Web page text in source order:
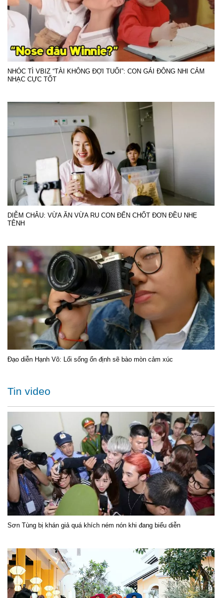
NHÓC TÌ VBIZ “TÀI KHÔNG ĐỢI TUỔI”: CON GÁI ĐÔNG NHI CẢM
NHẠC CỰC TỐT
DIỄM CHÂU: VỪA ĂN VỪA RU CON ĐẾN CHỐT ĐƠN ĐỀU NHẸ
TÊNH
Đạo diễn Hạnh Võ: Lối sống ổn định sẽ bào mòn cảm xúc
Tin video
Sơn Tùng bị khán giả quá khích ném nón khi đang biểu diễn